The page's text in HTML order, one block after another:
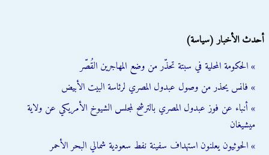
أحدث الأخبار (سياسة)
» الحكومة المحلية في سبتة تحذّر من وضع المهاجرين القُصّر
» فانس يحذر من وصول عبدول المصري لرئاسة البيت الأبيض
» أنباء عن فوز عبدول المصري بالترشح لمجلس الشيوخ الأمريكي عن ولاية
ميشيغان
» الحوثيون يعلنون استهداف سفينة نفط سعودية شمالي البحر الأحمر